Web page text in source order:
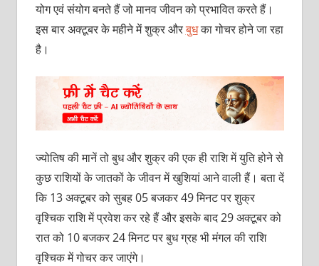
योग एवं संयोग बनते हैं जो मानव जीवन को प्रभावित करते हैं।
इस बार अक्‍टूबर के महीने में शुक्र औरबुधका गोचर होने जा रहा
है।
ज्‍योतिष की मानें तो बुध और शुक्र की एक ही राशि में युति होने से
कुछ राशियों के जातकों के जीवन में खुशियां आने वाली हैं। बता दें
कि 13 अक्‍टूबर को सुबह 05 बजकर 49 मिनट पर शुक्र
वृश्चिक राशि में प्रवेश कर रहे हैं और इसके बाद 29 अक्‍टूबर को
रात को 10 बजकर 24 मिनट पर बुध ग्रह भी मंगल की राशि
वृश्चिक में गोचर कर जाएंगे।